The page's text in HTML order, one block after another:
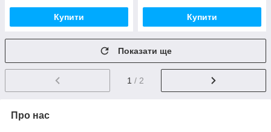
Купити Купити
Показати ще
1 / 2
Про нас